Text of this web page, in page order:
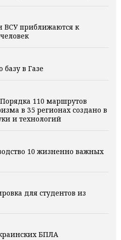
ВСУ приближаются к
в Газе
110 маршрутов
в 35 регионах создано в
и технологий
10 жизненно важных
для студентов из
БПЛА